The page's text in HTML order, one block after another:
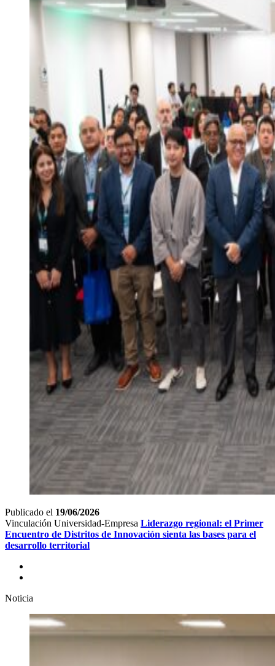
Publicado el 19/06/2026
Vinculación Universidad-Empresa Liderazgo regional: el Primer
Encuentro de Distritos de Innovación sienta las bases para el
desarrollo territorial
Noticia